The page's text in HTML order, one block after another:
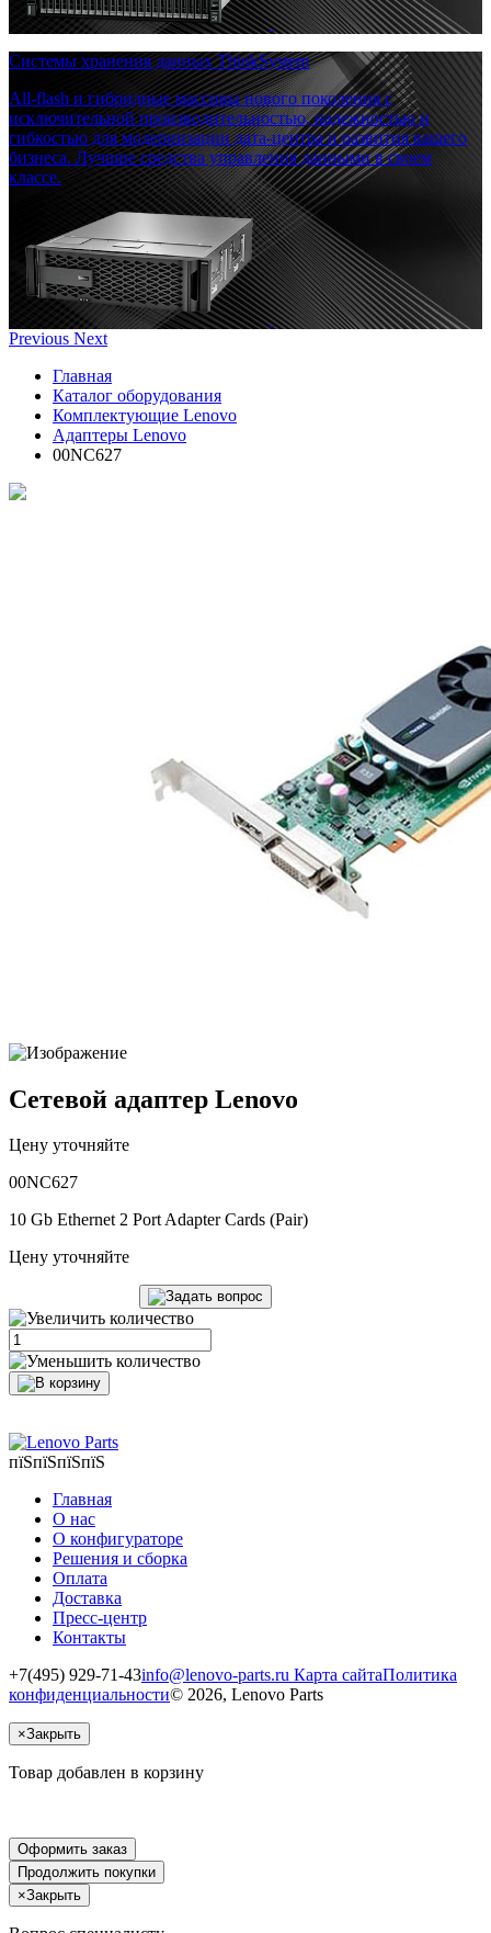
Системы хранения данных ThinkSystem
All-flash и гибридные массивы нового поколения с
исключительной производительностью, надежностью и
гибкостью для модернизации дата-центра и развития вашего
бизнеса. Лучшие средства управления данными в своем
классе.
Previous Next
Главная
Каталог оборудования
Комплектующие Lenovo
Адаптеры Lenovo
00NC627
Сетевой адаптер Lenovo
Цену уточняйте
00NC627
10 Gb Ethernet 2 Port Adapter Cards (Pair)
Цену уточняйте
пїЅпїЅпїЅпїЅ
Главная
О нас
О конфигураторе
Решения и сборка
Оплата
Доставка
Пресс-центр
Контакты
+7(495) 929-71-43info@lenovo-parts.ru Карта сайтаПолитика
конфиденциальности© 2026, Lenovo Parts
×Закрыть
Товар добавлен в корзину
Оформить заказ
Продолжить покупки
×Закрыть